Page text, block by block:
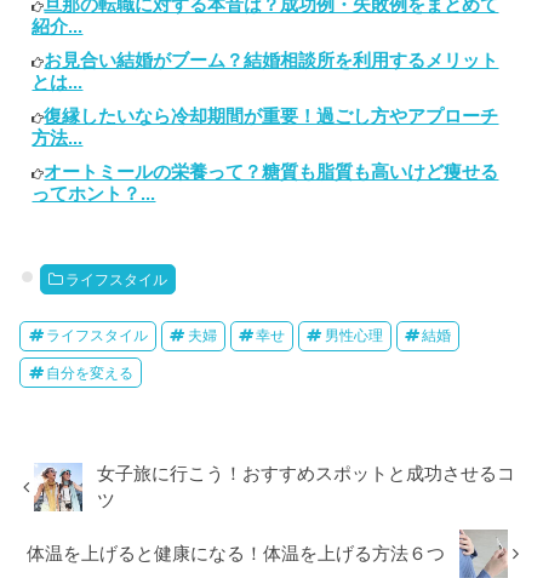
紹介...
お見合い結婚がブーム？結婚相談所を利用するメリット
とは...
復縁したいなら冷却期間が重要！過ごし方やアプローチ
方法...
オートミールの栄養って？糖質も脂質も高いけど痩せる
ってホント？...
ライフスタイル
ライフスタイル 夫婦 幸せ 男性心理 結婚
自分を変える
女子旅に行こう！おすすめスポットと成功させるコ
ツ
体温を上げると健康になる！体温を上げる方法６つ